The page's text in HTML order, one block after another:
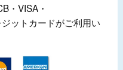
・VISA・
ットカードがご利用い